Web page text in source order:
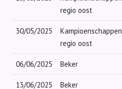
regio oost
30/05/2025
Kampioenschappen
regio oost
06/06/2025 Beker
13/06/2025 Beker